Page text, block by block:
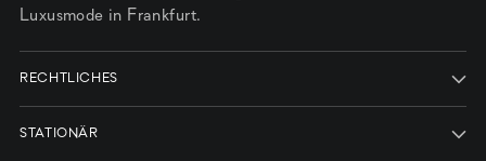
Luxusmode in Frankfurt.
RECHTLICHES
STATIONÄR